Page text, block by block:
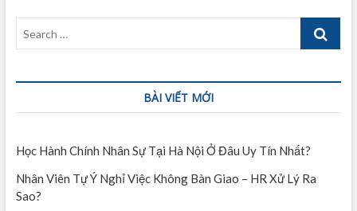
Search
BÀI VIẾT MỚI
Học Hành Chính Nhân Sự Tại Hà Nội Ở Đâu Uy Tín Nhất?
Nhân Viên Tự Ý Nghỉ Việc Không Bàn Giao – HR Xử Lý Ra
Sao?